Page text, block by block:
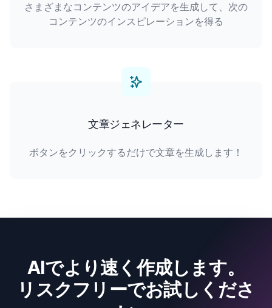
さまざまなコンテンツのアイデアを生成して、次の
コンテンツのインスピレーションを得る
文章ジェネレーター
ボタンをクリックするだけで文章を生成します！
AIでより速く作成します。
リスクフリーでお試しくださ